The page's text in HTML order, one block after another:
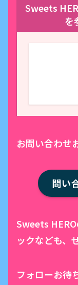
Sweets
を
お問い合わせ
問い
Sweets
ックなども、
フォローお待